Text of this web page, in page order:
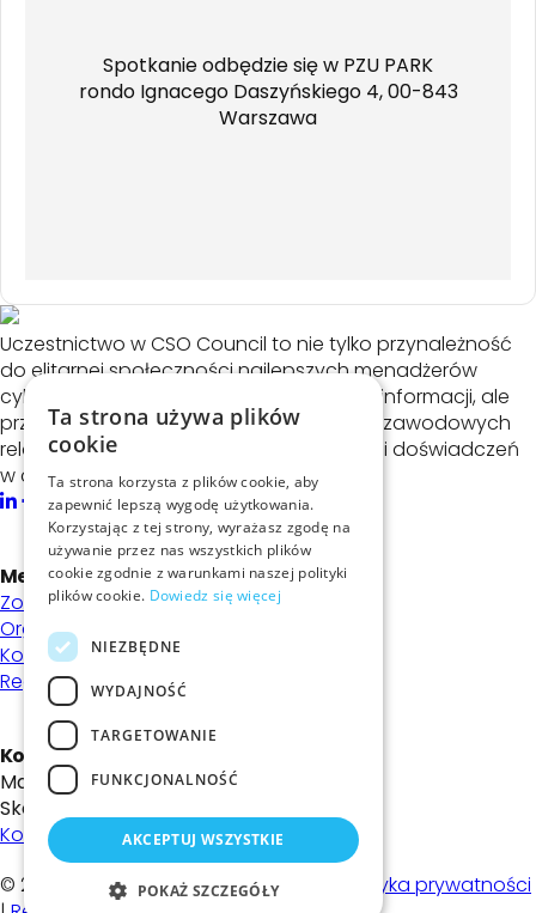
Spotkanie odbędzie się w PZU PARK
rondo Ignacego Daszyńskiego 4, 00-843
Warszawa
Uczestnictwo w CSO Council to nie tylko przynależność
do elitarnej społeczności najlepszych menadżerów
cyberbezpieczeństwa i bezpieczeństwa informacji, ale
przede wszystkim możliwość budowania zawodowych
relacji oraz dostęp do unikatowej wiedzy i doświadczeń
w dziedzinie cyberbezpieczeństwa.
Menu strony
Zostań członkiem
Organizacje
Kontakt
Regulamin
Kontakt
Masz dodatkowe pytania?
Skontaktuj się z nami!
Kontakt
© 2026 | Evention |Polityka cookies
Polityka prywatności
Ta strona używa plików
cookie
Ta strona korzysta z plików cookie, aby
zapewnić lepszą wygodę użytkowania.
Korzystając z tej strony, wyrażasz zgodę na
używanie przez nas wszystkich plików
cookie zgodnie z warunkami naszej polityki
plików cookie. Dowiedz się więcej
NIEZBĘDNE
WYDAJNOŚĆ
TARGETOWANIE
FUNKCJONALNOŚĆ
AKCEPTUJ WSZYSTKIE
POKAŻ SZCZEGÓŁY